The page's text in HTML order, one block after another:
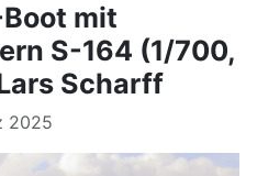
mit
S-164 (1/700,
Scharff
2025